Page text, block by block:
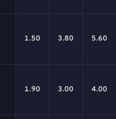
1.50 3.80 5.60
1.90 3.00 4.00